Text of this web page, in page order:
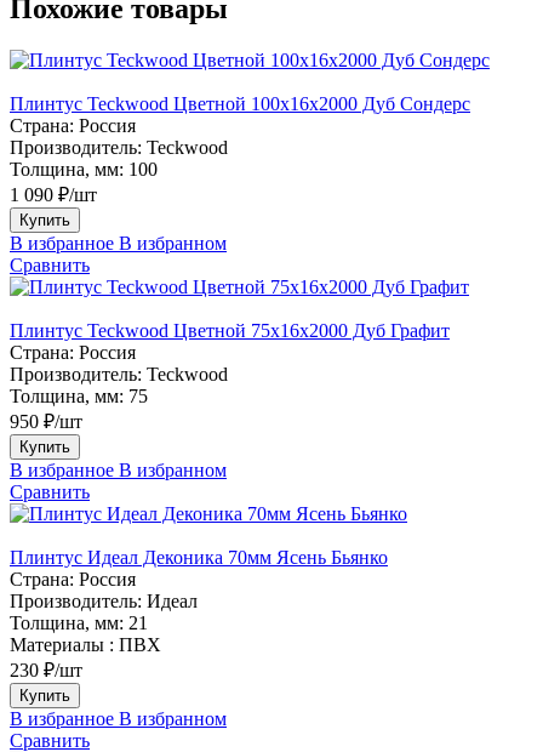
Похожие товары
Плинтус Teckwood Цветной 100x16х2000 Дуб Сондерс
Страна: Россия
Производитель: Teckwood
Толщина, мм: 100
1 090 ₽/шт
Купить
В избранное В избранном
Сравнить
Плинтус Teckwood Цветной 75х16х2000 Дуб Графит
Страна: Россия
Производитель: Teckwood
Толщина, мм: 75
950 ₽/шт
Купить
В избранное В избранном
Сравнить
Плинтус Идеал Деконика 70мм Ясень Бьянко
Страна: Россия
Производитель: Идеал
Толщина, мм: 21
Материалы : ПВХ
230 ₽/шт
Купить
В избранное В избранном
Сравнить